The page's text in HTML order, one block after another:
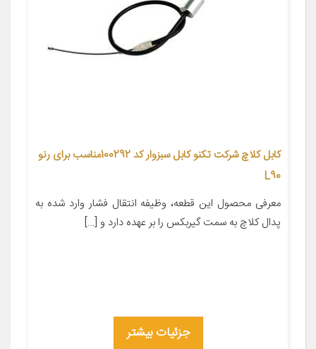
کابل کلاچ شرکت تکنو کابل سبزوار کد 100292مناسب برای رنو
L90
معرفی محصول این قطعه، وظیفه انتقال فشار وارد شده به
پدال کلاچ به سمت گیربکس را بر عهده دارد و […]
جزئیات بیشتر